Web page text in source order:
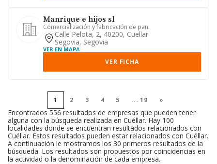
Manrique e hijos sl
Comercialización y fabricación de pan.
Calle Pelota, 2, 40200, Cuellar
Segovia, Segovia
VER EN MAPA
VER FICHA
1 2 3 4 5 ...19 »
Encontrados 556 resultados de empresas que pueden tener
alguna con la búsqueda realizada en Cuéllar. Hay 100
localidades donde se encuentran resultados relacionados con
Cuéllar. Estos resultados pueden estar relacionados con Cuéllar.
A continuación le mostramos los 30 primeros resultados de la
búsqueda. Los resultados son propuestos por coincidencias en
la actividad o la denominación de cada empresa.